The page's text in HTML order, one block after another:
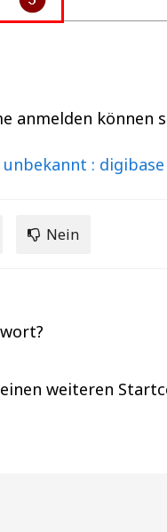
anmelden können
:
Nein
weiteren